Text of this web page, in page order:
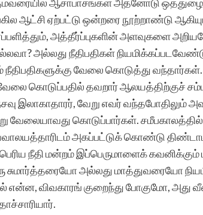
ஆட்சி ஏற்பட்டு ஒன்றரை நூற்றாண்டு
அத்தீர்ப்புகளின் அளவுகளை
அல்லது நீதிபதிகள்
வேலை கொடுத்து வந்தார்கள்.
கொடுப்பதில் தவறார் ஆலயத்திற்குச்
இலாகாதாரர், வேறு எவர் வந்தபோதிலும்
வேலையாவது கொடுப்பார்கள்.
அகப்பட்டுக் கொண்டு
நீதி மன்றம் இப்பெருமாளைக்
அல்லது மாத்துவரையோ
விவகாரங் குறைந்து போகுமோ, அது